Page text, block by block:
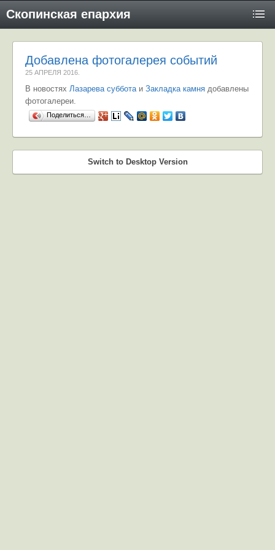
Скопинская епархия
Добавлена фотогалерея событий
25 АПРЕЛЯ 2016
В новостях Лазарева субботаи Закладка камня добавлены
фотогалереи.
Поделиться…
Switch to Desktop Version